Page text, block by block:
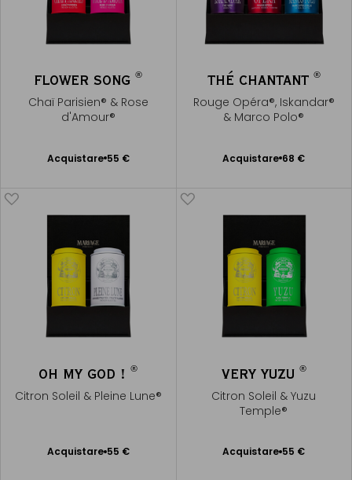
FLOWER SONG®
Chaï Parisien® & Rose
d'Amour®
Acquistare 55 €
Aggiungere
THÉ CHANTANT ®
Rouge Opéra®, Iskandar®
& Marco Polo®
Acquistare 68 €
Aggiungere
OH MY GOD !®
Citron Soleil & Pleine Lune®
Acquistare 55 €
Aggiungere
VERY YUZU ®
Citron Soleil & Yuzu
Temple®
Acquistare 55 €
Aggiungere